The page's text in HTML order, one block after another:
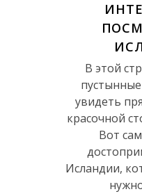
В этой
увидеть
красочной
Вот
Исландии,